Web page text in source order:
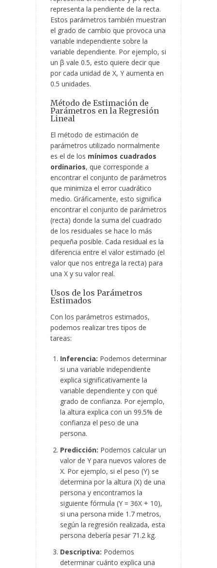
representa la pendiente de la recta.
Estos parámetros también muestran
el grado de cambio que provoca una
variable independiente sobre la
variable dependiente. Por ejemplo, si
un β vale 0.5, esto quiere decir que
por cada unidad de X, Y aumenta en
0.5 unidades.
Método de Estimación de
Parámetros en la Regresión
Lineal
El método de estimación de
parámetros utilizado normalmente
es el de los mínimos cuadrados
ordinarios, que corresponde a
encontrar el conjunto de parámetros
que minimiza el error cuadrático
medio. Gráficamente, esto significa
encontrar el conjunto de parámetros
(recta) donde la suma del cuadrado
de los residuales se hace lo más
pequeña posible. Cada residual es la
diferencia entre el valor estimado (el
valor que nos entrega la recta) para
una X y su valor real.
Usos de los Parámetros
Estimados
Con los parámetros estimados,
podemos realizar tres tipos de
tareas:
Inferencia: Podemos determinar
si una variable independiente
explica significativamente la
variable dependiente y con qué
grado de confianza. Por ejemplo,
la altura explica con un 99.5% de
confianza el peso de una
persona.
Predicción: Podemos calcular un
valor de Y para nuevos valores de
X. Por ejemplo, si el peso (Y) se
determina por la altura (X) de una
persona y encontramos la
siguiente fórmula (Y = 36X + 10),
si una persona mide 1.7 metros,
según la regresión realizada, esta
persona debería pesar 71.2 kg.
Descriptiva: Podemos
determinar cuánto explica una